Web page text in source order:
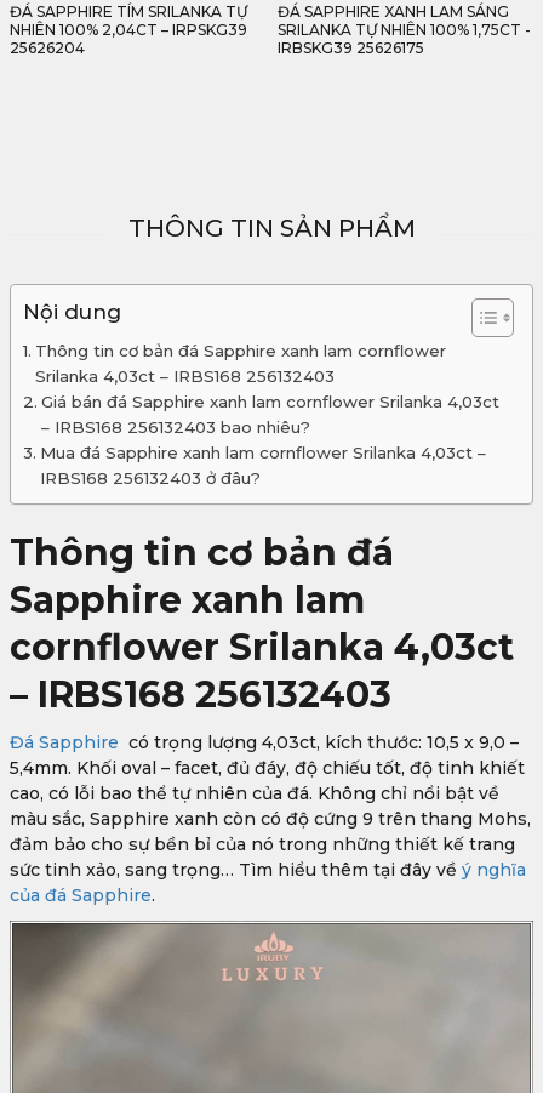
ĐÁ SAPPHIRE XANH LAM SÁNG
SRILANKA TỰ NHIÊN 100% 1,75CT -
IRBSKG39 25626175
ĐÁ SAPPHIRE XANH LEMON
SRILANKA TỰ NHIÊN 100% 2,73CT
- IRYSKG39 25621273
THÔNG TIN SẢN PHẨM
Nội dung
Thông tin cơ bản đá Sapphire xanh lam cornflower
Srilanka 4,03ct – IRBS168 256132403
Giá bán đá Sapphire xanh lam cornflower Srilanka 4,03ct
– IRBS168 256132403 bao nhiêu?
Mua đá Sapphire xanh lam cornflower Srilanka 4,03ct –
IRBS168 256132403 ở đâu?
Thông tin cơ bản đá
Sapphire xanh lam
cornflower Srilanka 4,03ct
– IRBS168 256132403
Đá Sapphire có trọng lượng 4,03ct, kích thước: 10,5 x 9,0 –
5,4mm. Khối oval – facet, đủ đáy, độ chiếu tốt, độ tinh khiết
cao, có lỗi bao thể tự nhiên của đá. Không chỉ nổi bật về
màu sắc, Sapphire xanh còn có độ cứng 9 trên thang Mohs,
đảm bảo cho sự bền bỉ của nó trong những thiết kế trang
sức tinh xảo, sang trọng… Tìm hiểu thêm tại đây về ý nghĩa
của đá Sapphire.